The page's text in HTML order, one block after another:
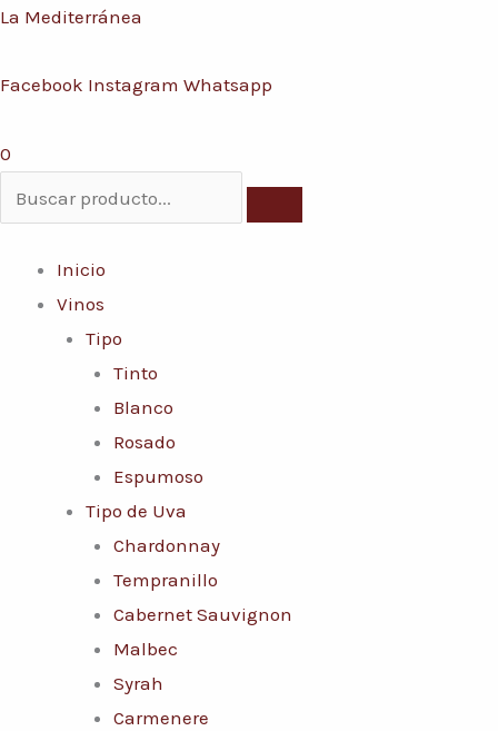
Ir
contenido
La Mediterránea
Facebook Instagram Whatsapp
0
Inicio
Vinos
Tipo
Tinto
Blanco
Rosado
Espumoso
Tipo de Uva
Chardonnay
Tempranillo
Cabernet Sauvignon
Malbec
Syrah
Carmenere
Menú